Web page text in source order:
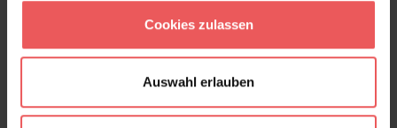
Cookies zulassen
Auswahl erlauben